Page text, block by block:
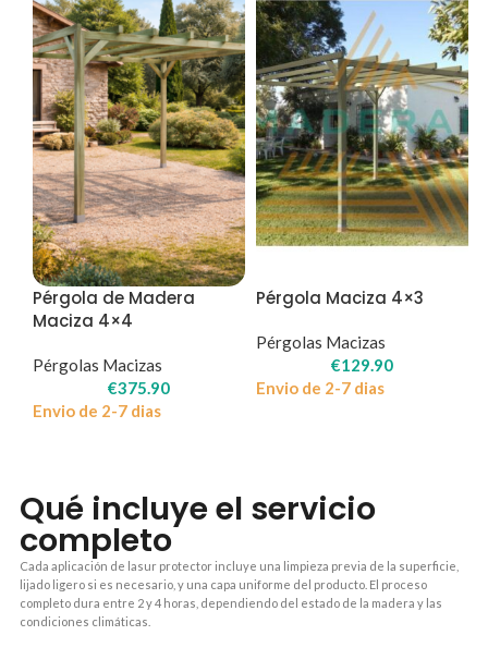
Pérgola de Madera
Maciza 4×4
Pérgolas Macizas
€375.90
Envio de 2-7 dias
Pérgola Maciza 4×3
Pérgolas Macizas
€129.90
Envio de 2-7 dias
Qué incluye el servicio
completo
Cada aplicación de lasur protector incluye una limpieza previa de la superficie,
lijado ligero si es necesario, y una capa uniforme del producto. El proceso
completo dura entre 2 y 4 horas, dependiendo del estado de la madera y las
condiciones climáticas.